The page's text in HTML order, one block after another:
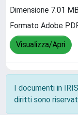
Dimensione 7.01 MB
Formato Adobe
Visualizza/Apri
I documenti in
diritti sono